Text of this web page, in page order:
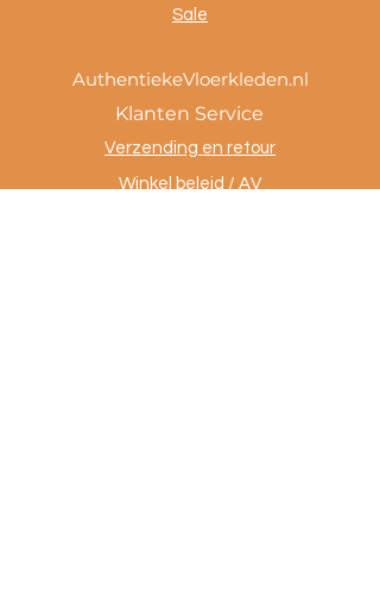
Sale
AuthentiekeVloerkleden.nl
Klanten Service
Verzending en retour
Winkel beleid / AV